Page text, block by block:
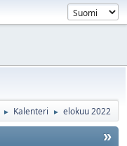
► Kalenteri ► elokuu 2022
»